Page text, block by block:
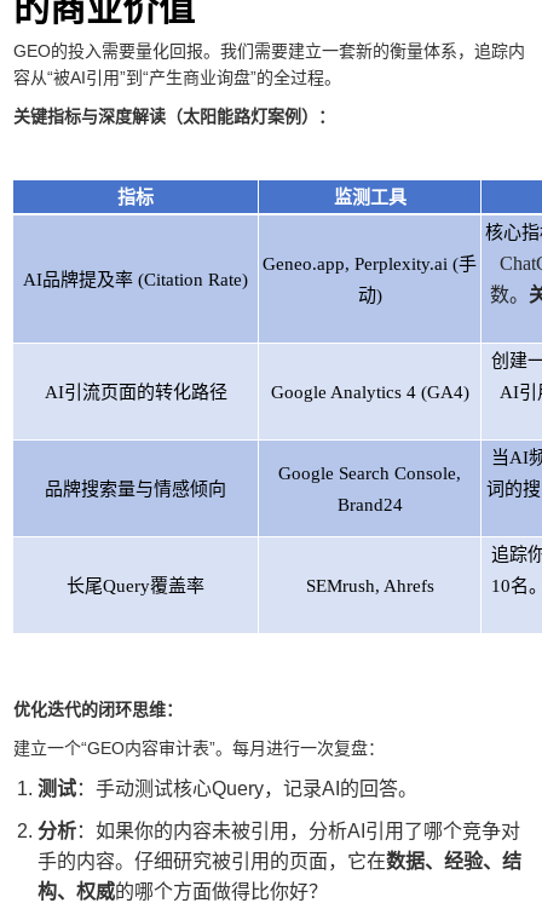
GEO的投入需要量化回报。我们需要建立一套新的衡量体系，追踪内
容从“被AI引用”到“产生商业询盘”的全过程。
关键指标与深度解读（太阳能路灯案例）：
指标 监测工具
AI品牌提及率 (Citation Rate)
Geneo.app, Perplexity.ai (手
动)
核心
数。
AI引流页面的转化路径 Google Analytics 4 (GA4)
创建
AI引
品牌搜索量与情感倾向
Google Search Console,
Brand24
当AI
词的
长尾Query覆盖率 SEMrush, Ahrefs
追踪
10名
优化迭代的闭环思维：
建立一个“GEO内容审计表”。每月进行一次复盘：
测试：手动测试核心Query，记录AI的回答。
分析：如果你的内容未被引用，分析AI引用了哪个竞争对
手的内容。仔细研究被引用的页面，它在数据、经验、结
构、权威的哪个方面做得比你好？